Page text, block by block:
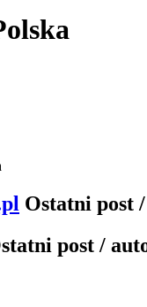
Ostatni post
post /